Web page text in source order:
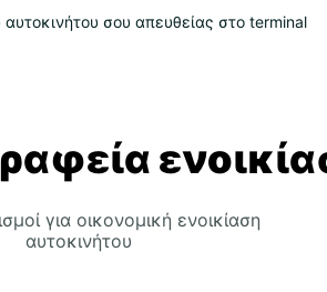
αυτοκινήτου σου απευθείας στο terminal
για οικονομική ενοικίαση
αυτοκινήτου